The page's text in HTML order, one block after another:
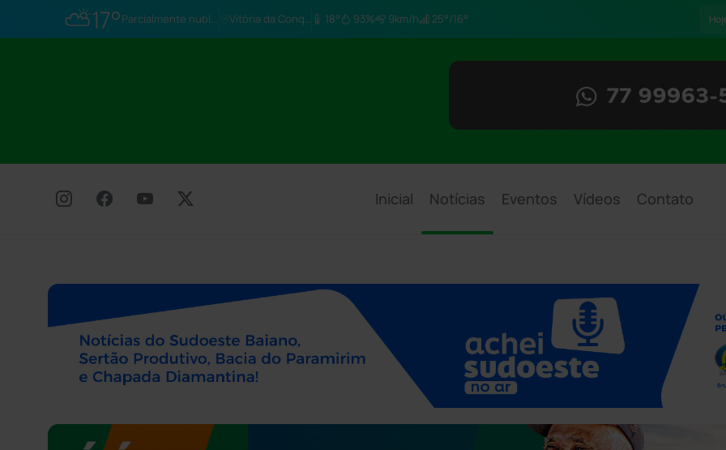
⛅17° Parcialmente nublado Vitória da Conq… 18° 93% 9km/h 25°/16°
Inicial Notícias Eventos Vídeos Contato